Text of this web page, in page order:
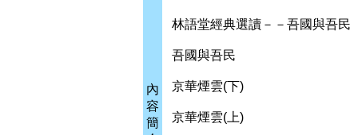
內
容
簡
林語堂經典選讀－－吾國與吾民
吾國與吾民
京華煙雲(下)
京華煙雲(上)